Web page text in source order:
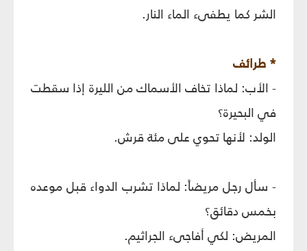
الشر كما يطفى‏ء الماء النار.
* طرائف‏
- الأب: لماذا تخاف الأسماك من الليرة إذا سقطت
في البحيرة؟
الولد: لأنها تحوي على مئة قرش.
- سأل رجل مريضاً: لماذا تشرب الدواء قبل موعده
بخمس دقائق؟
المريض: لكي أفاجى‏ء الجراثيم.